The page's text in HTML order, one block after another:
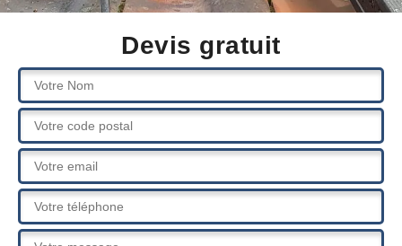
Devis gratuit